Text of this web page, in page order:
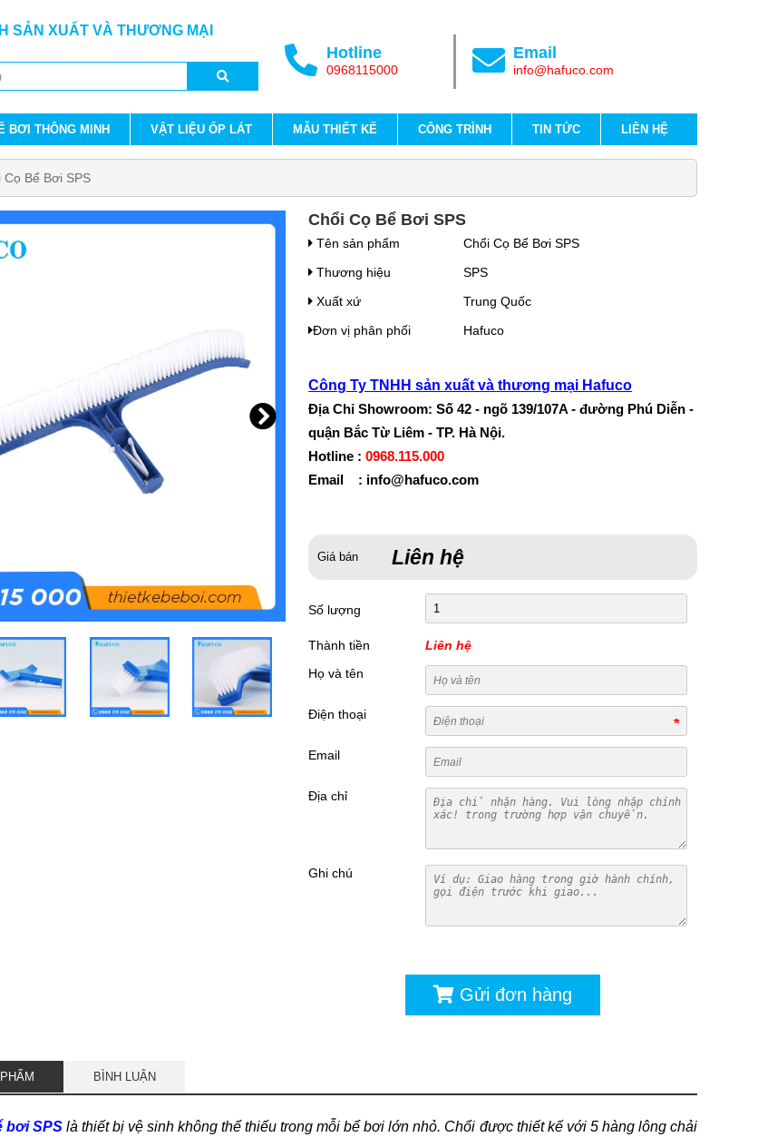
SẢN XUẤT VÀ THƯƠNG MẠI
Hotline
0968115000
Email
info@hafuco.com
BƠI THÔNG MINH VẬT LIỆU ỐP LÁT MẪU THIẾT KẾ CÔNG TRÌNH TIN TỨC LIÊN HỆ
Cọ Bể Bơi SPS
Chổi Cọ Bể Bơi SPS
Tên sản phẩm
Chổi Cọ Bể Bơi SPS
Thương hiệu
SPS
Xuất xứ
Trung Quốc
Đơn vị phân phối
Hafuco
Công Ty TNHH sản xuất và thương mại Hafuco
Địa Chỉ Showroom: Số 42 - ngõ 139/107A - đường Phú Diễn -
quận Bắc Từ Liêm - TP. Hà Nội.
Hotline :0968.115.000
Email : info@hafuco.com
Giá bán Liên hệ
Số lượng
Thành tiền
Liên hệ
Họ và tên
Điện thoại
Email
Địa chỉ
Ghi chú
Gửi đơn hàng
BÌNH LUẬN
bơi SPSlà thiết bị vệ sinh không thể thiếu trong mỗi bể bơi lớn nhỏ. Chổi được thiết kế với 5 hàng lông chải